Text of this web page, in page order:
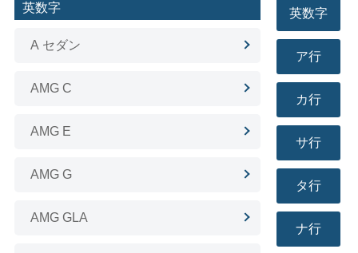
英数字
ア行
カ行
サ行
タ行
ナ行
英数字
A セダン
AMG C
AMG E
AMG G
AMG GLA